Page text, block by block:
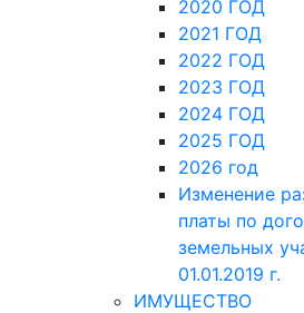
2020 ГОД
2021 ГОД
2022 ГОД
2023 ГОД
2024 ГОД
2025 ГОД
2026 год
Изменение
платы по
земельных
01.01.2019 г.
ИМУЩЕСТВО